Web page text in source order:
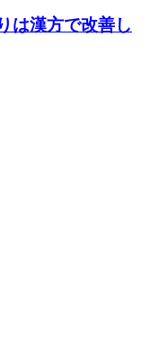
は漢方で改善し